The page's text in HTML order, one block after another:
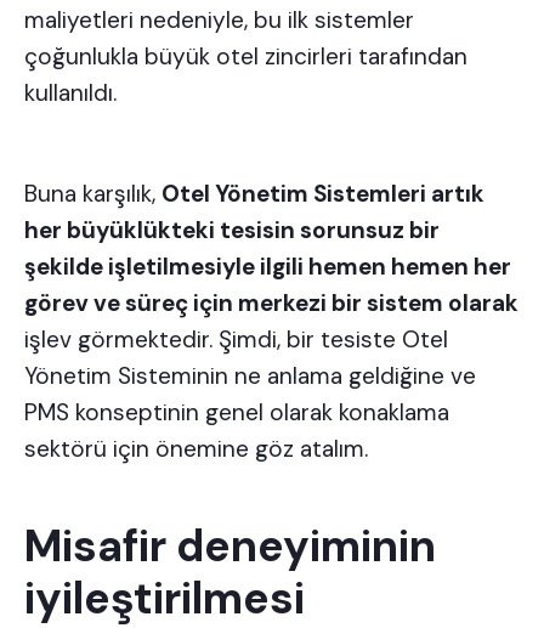
maliyetleri nedeniyle, bu ilk sistemler
çoğunlukla büyük otel zincirleri tarafından
kullanıldı.
Buna karşılık, Otel Yönetim Sistemleri artık
her büyüklükteki tesisin sorunsuz bir
şekilde işletilmesiyle ilgili hemen hemen her
görev ve süreç için merkezi bir sistem olarak
işlev görmektedir. Şimdi, bir tesiste Otel
Yönetim Sisteminin ne anlama geldiğine ve
PMS konseptinin genel olarak konaklama
sektörü için önemine göz atalım.
Misafir deneyiminin
iyileştirilmesi